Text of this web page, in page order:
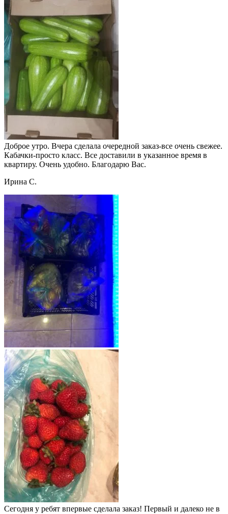
Доброе утро. Вчера сделала очередной заказ-все очень свежее.
Кабачки-просто класс. Все доставили в указанное время в
квартиру. Очень удобно. Благодарю Вас.
Ирина С.
Сегодня у ребят впервые сделала заказ! Первый и далеко не в